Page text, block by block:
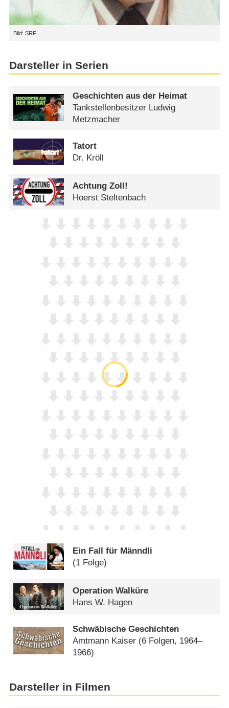
Bild: SRF
Darsteller in Serien
Geschichten aus der Heimat
Tankstellenbesitzer Ludwig
Metzmacher
Tatort
Dr. Kröll
Achtung Zoll!
Hoerst Steltenbach
Ein Fall für Männdli
(1 Folge)
Operation Walküre
Hans W. Hagen
Schwäbische Geschichten
Amtmann Kaiser (6 Folgen, 1964–
1966)
Darsteller in Filmen